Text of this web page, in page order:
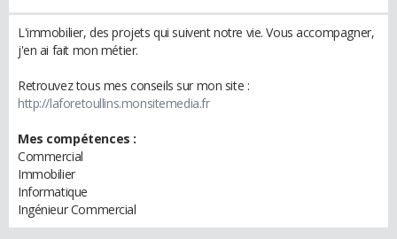
L'immobilier, des projets qui suivent notre vie. Vous accompagner,
j'en ai fait mon métier.
Retrouvez tous mes conseils sur mon site :
http://laforetoullins.monsitemedia.fr
Mes compétences :
Commercial
Immobilier
Informatique
Ingénieur Commercial